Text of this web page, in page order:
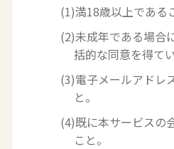
(1)満18歳以上である
(2)未成年である場合
括的な同意を得て
(3)電子メールアドレ
と。
(4)既に本サービスの
こと。